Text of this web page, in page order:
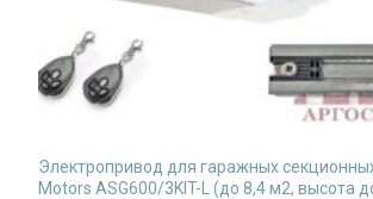
Электропривод для гаражных
Motors ASG600/3KIT-L (до 8,4 м2, высота